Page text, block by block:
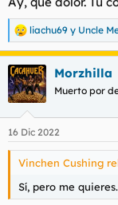
R
e
a
c
c
i
e
s
liachu69 y Uncle
Morzhilla
Muerto por
16 Dic 2022
Vinchen Cushing
Sí, pero me quieres.